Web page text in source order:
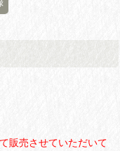
販売させていただいて